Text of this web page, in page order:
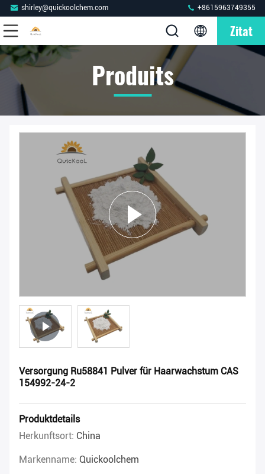
shirley@quickoolchem.com +8615963749355
Zitat
Produits
Versorgung Ru58841 Pulver für Haarwachstum CAS
154992-24-2
Produktdetails
Herkunftsort: China
Markenname: Quickoolchem